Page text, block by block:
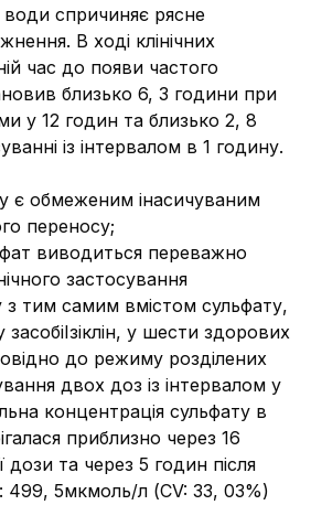
води спричиняє рясне
В ході клінічних
час до появи частого
близько 6, 3 години при
у 12 годин та близько 2, 8
із інтервалом в 1 годину.
є обмеженим інасичуваним
переносу;
виводиться переважно
застосування
з тим самим вмістом сульфату,
у шести здорових
до режиму розділених
двох доз із інтервалом у
концентрація сульфату в
приблизно через 16
дози та через 5 годин після
499, 5мкмоль/л (CV: 33, 03%)